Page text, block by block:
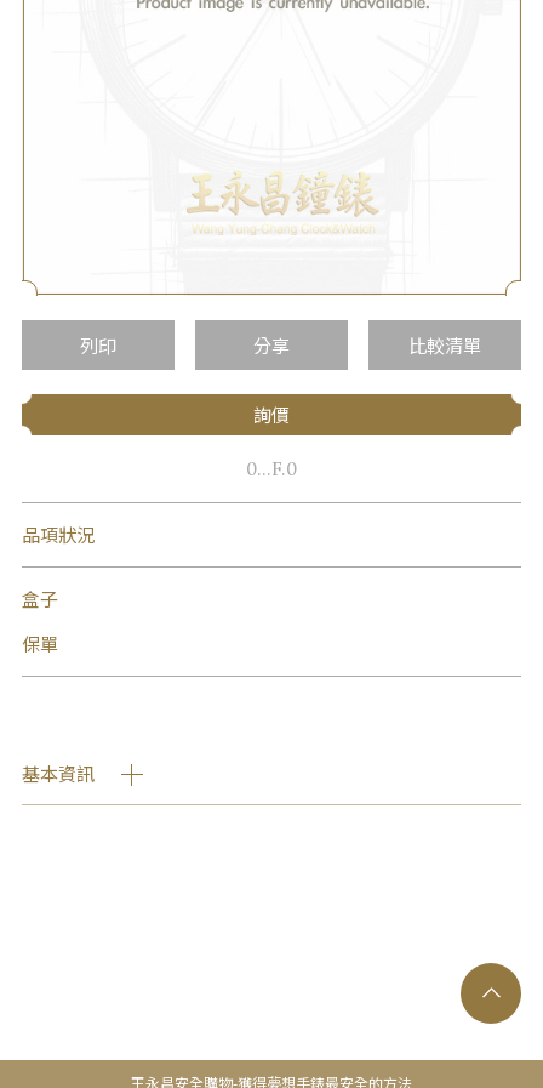
列印 分享 比較清單
詢價
0...F.0
品項狀況
盒子
保單
基本資訊
王永昌安全購物-獲得夢想手錶最安全的方法